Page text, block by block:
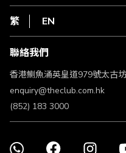
HKT
私隱聲明
使用條款
條款及細則
不歧視及不騷擾聲明
認可牌照及通告
繁 EN
聯絡我們
香港鰂魚涌英皇道979號太古
enquiry@theclub.com.hk
(852) 183 3000